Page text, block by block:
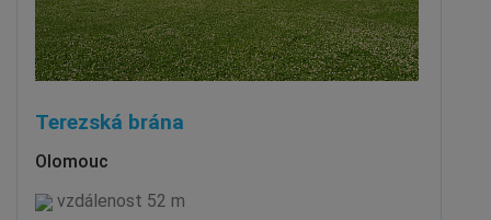
Terezská brána
Olomouc
vzdálenost 52 m